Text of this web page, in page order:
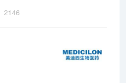
2146